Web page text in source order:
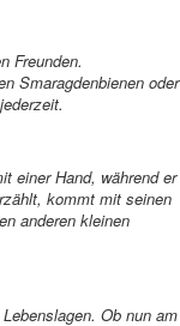
Freunden.
Smaragdenbienen oder
einer Hand, während er
kommt mit seinen
anderen kleinen
Ob nun am